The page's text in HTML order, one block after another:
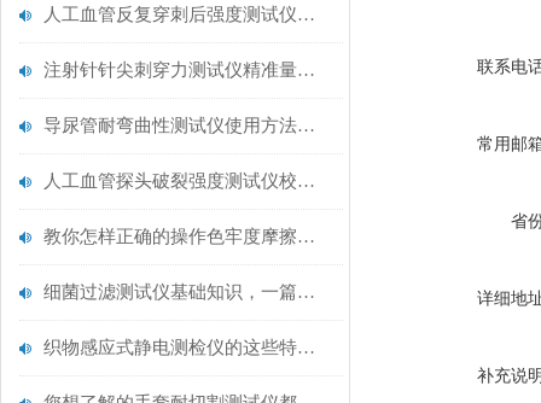
人工血管反复穿刺后强度测试仪是什么？透析患者的“生命管“质量靠它把关！
注射针针尖刺穿力测试仪精准量化针尖锋利度，构筑临床安全防线
导尿管耐弯曲性测试仪使用方法与操作规范
人工血管探头破裂强度测试仪校准规范：精准赋能医疗安全的技术基准
教你怎样正确的操作色牢度摩擦测试机
细菌过滤测试仪基础知识，一篇搞定
织物感应式静电测检仪的这些特点很少有人都知道
联系电
常用邮
省
详细地
补充说